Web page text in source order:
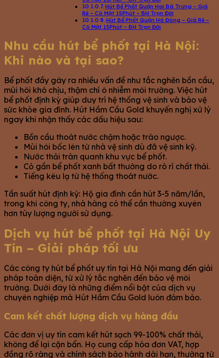
Hút Bể Phốt Quận Hai Bà Trưng – Giá
Rẻ – Có Mặt 15Phút – BH Trọn Đời
Hút Bể Phốt Quận Hà Đông – Giá Rẻ –
Có Mặt 15Phút – BH Trọn Đời
Nhu cầu hút bể phốt tại Hà Nội:
Khi nào và tại sao?
Bể phốt đầy gây ra nhiều vấn đề như tắc nghẽn bồn cầu,
mùi hôi khó chịu, thậm chí ô nhiễm môi trường. Việc hút
bể phốt định kỳ giúp duy trì hệ thống vệ sinh và bảo vệ
sức khỏe gia đình. Hút Hầm Cầu Gold khuyến nghị xử lý
ngay khi nhận thấy các dấu hiệu sau:
Bồn cầu thoát nước chậm hoặc trào ngược.
Mùi hôi bốc lên từ nhà vệ sinh dù đã vệ sinh kỹ.
Nước thải tràn quanh khu vực bể phốt.
Cỏ gần bể phốt xanh bất thường do rò rỉ chất thải.
Tiếng kêu lạ từ hệ thống thoát nước.
Tần suất hút định kỳ: Hộ gia đình cần hút 3-5 năm/lần,
trong khi công ty, nhà hàng có thể cần thường xuyên
hơn tùy lượng người sử dụng.
Dịch vụ hút bể phốt tại Hà Nội Uy
Tín – Giải pháp tối ưu
Các công ty hút bể phốt uy tín tại Hà Nội mang đến giải
pháp toàn diện, từ xử lý tắc nghẽn đến bảo vệ môi
trường. Dưới đây là những điểm nổi bật của dịch vụ
chuyên nghiệp mà Hút Hầm Cầu Gold luôn đảm bảo.
Cam kết chất lượng dịch vụ hàng đầu
Các đơn vị uy tín cam kết hút sạch 99-100% chất thải,
không để lại cặn bẩn. Họ cung cấp hóa đơn VAT, hợp
đồng rõ ràng và chính sách bảo hành dài hạn, thường từ